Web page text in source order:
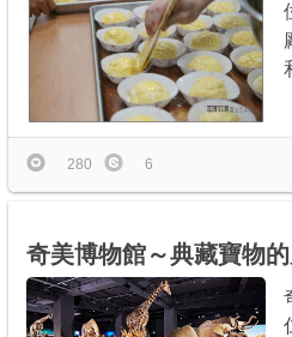
280 6
奇美博物館～典藏寶物